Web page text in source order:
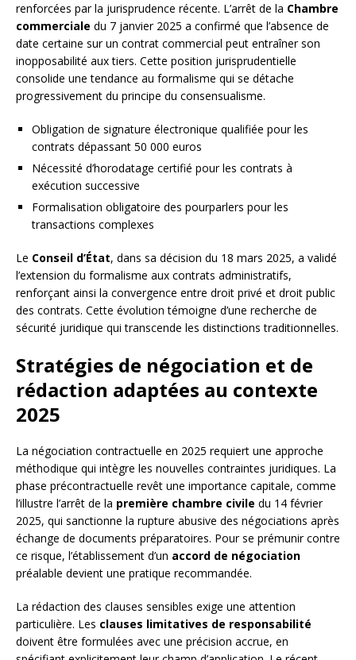
renforcées par la jurisprudence récente. L’arrêt de la Chambre
commerciale du 7 janvier 2025 a confirmé que l’absence de
date certaine sur un contrat commercial peut entraîner son
inopposabilité aux tiers. Cette position jurisprudentielle
consolide une tendance au formalisme qui se détache
progressivement du principe du consensualisme.
Obligation de signature électronique qualifiée pour les
contrats dépassant 50 000 euros
Nécessité d’horodatage certifié pour les contrats à
exécution successive
Formalisation obligatoire des pourparlers pour les
transactions complexes
Le Conseil d’État, dans sa décision du 18 mars 2025, a validé
l’extension du formalisme aux contrats administratifs,
renforçant ainsi la convergence entre droit privé et droit public
des contrats. Cette évolution témoigne d’une recherche de
sécurité juridique qui transcende les distinctions traditionnelles.
Stratégies de négociation et de
rédaction adaptées au contexte
2025
La négociation contractuelle en 2025 requiert une approche
méthodique qui intègre les nouvelles contraintes juridiques. La
phase précontractuelle revêt une importance capitale, comme
l’illustre l’arrêt de la première chambre civile du 14 février
2025, qui sanctionne la rupture abusive des négociations après
échange de documents préparatoires. Pour se prémunir contre
ce risque, l’établissement d’un accord de négociation
préalable devient une pratique recommandée.
La rédaction des clauses sensibles exige une attention
particulière. Les clauses limitatives de responsabilité
doivent être formulées avec une précision accrue, en